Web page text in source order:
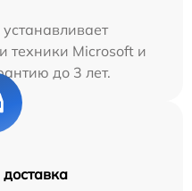
техники Microsoft и
до 3 лет.